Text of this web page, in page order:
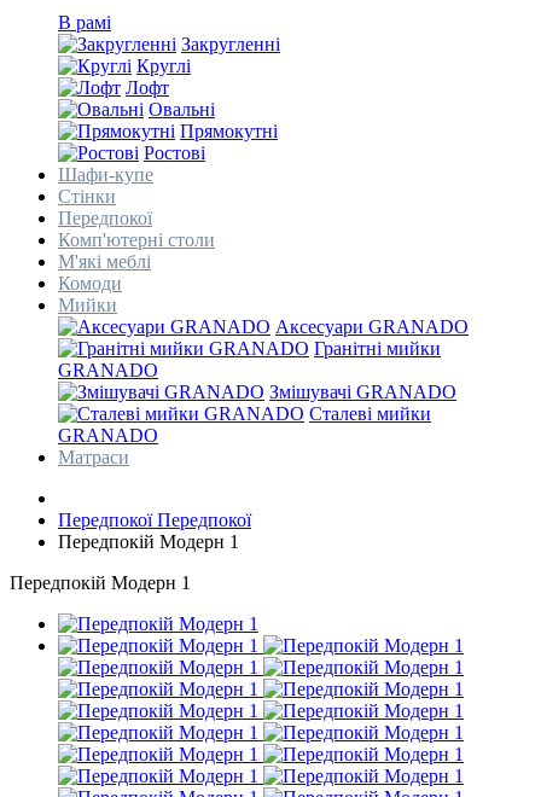
В рамі
Закругленні
Круглі
Лофт
Овальні
Прямокутні
Ростові
Шафи-купе
Стінки
Передпокої
Комп'ютерні столи
М'які меблі
Комоди
Мийки
Аксесуари GRANADO
Гранітні мийки
GRANADO
Змішувачі GRANADO
Сталеві мийки
GRANADO
Матраси
ПередпокоїПередпокої
Передпокій Модерн 1
Передпокій Модерн 1